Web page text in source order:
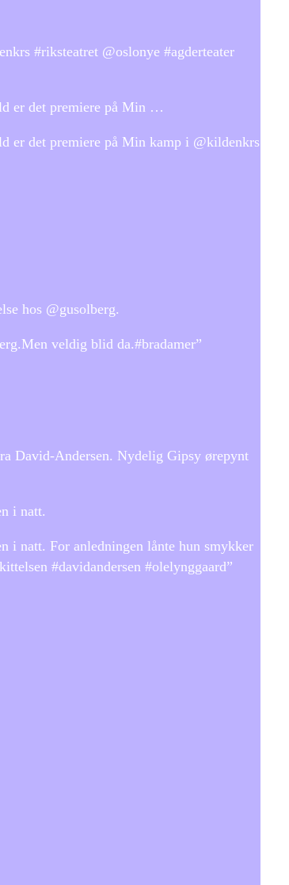
#riksteatret @oslonye #agderteater
er det premiere på Min …
er det premiere på Min kamp i @kildenkrs
hos @gusolberg.
veldig blid da.#bradamer”
David-Andersen. Nydelig Gipsy ørepynt
i natt.
i natt. For anledningen lånte hun smykker
#davidandersen #olelynggaard”